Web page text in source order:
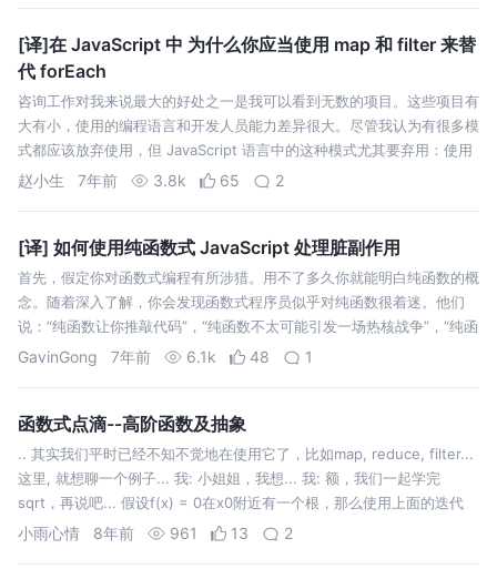
[译]在 JavaScript 中 为什么你应当使用 map 和 filter 来替
代 forEach
咨询工作对我来说最大的好处之一是我可以看到无数的项目。这些项目有
大有小，使用的编程语言和开发人员能力差异很大。尽管我认为有很多模
式都应该放弃使用，但 JavaScript 语言中的这种模式尤其要弃用：使用
forEach 创建新数组。该模式实际上非常简单，看起来像这样： 这段
赵小生 7年前 3.8k 65 2
[译] 如何使用纯函数式 JavaScript 处理脏副作用
首先，假定你对函数式编程有所涉猎。用不了多久你就能明白纯函数的概
念。随着深入了解，你会发现函数式程序员似乎对纯函数很着迷。他们
说：“纯函数让你推敲代码”，“纯函数不太可能引发一场热核战争”，“纯函
数提供了引用透明性”。诸如此类。他们说的并没有错，纯函数是个好东
GavinGong 7年前 6.1k 48 1
函数式点滴--高阶函数及抽象
.. 其实我们平时已经不知不觉地在使用它了，比如map, reduce, filter...
这里, 就想聊一个例子... 我: 小姐姐，我想... 我: 额，我们一起学完
sqrt，再说吧... 假设f(x) = 0在x0附近有一个根，那么使用上面的迭代
式，依次计算x1, x2…
小雨心情 8年前 961 13 2